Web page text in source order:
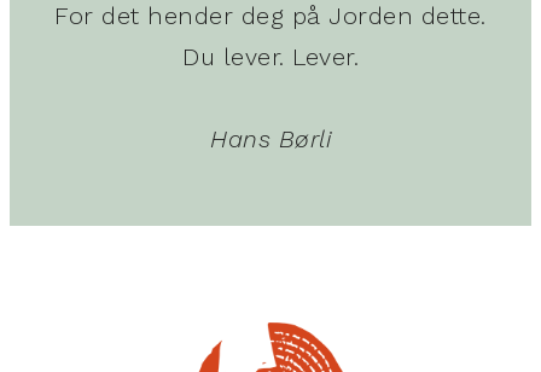
For det hender deg på Jorden dette.
Du lever. Lever.
Hans Børli